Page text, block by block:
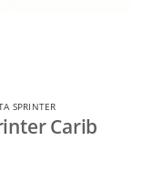
SPRINTER
Carib